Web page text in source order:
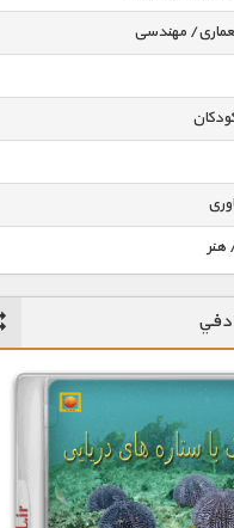
مهندسی
/ ورزشی
اختصاصی